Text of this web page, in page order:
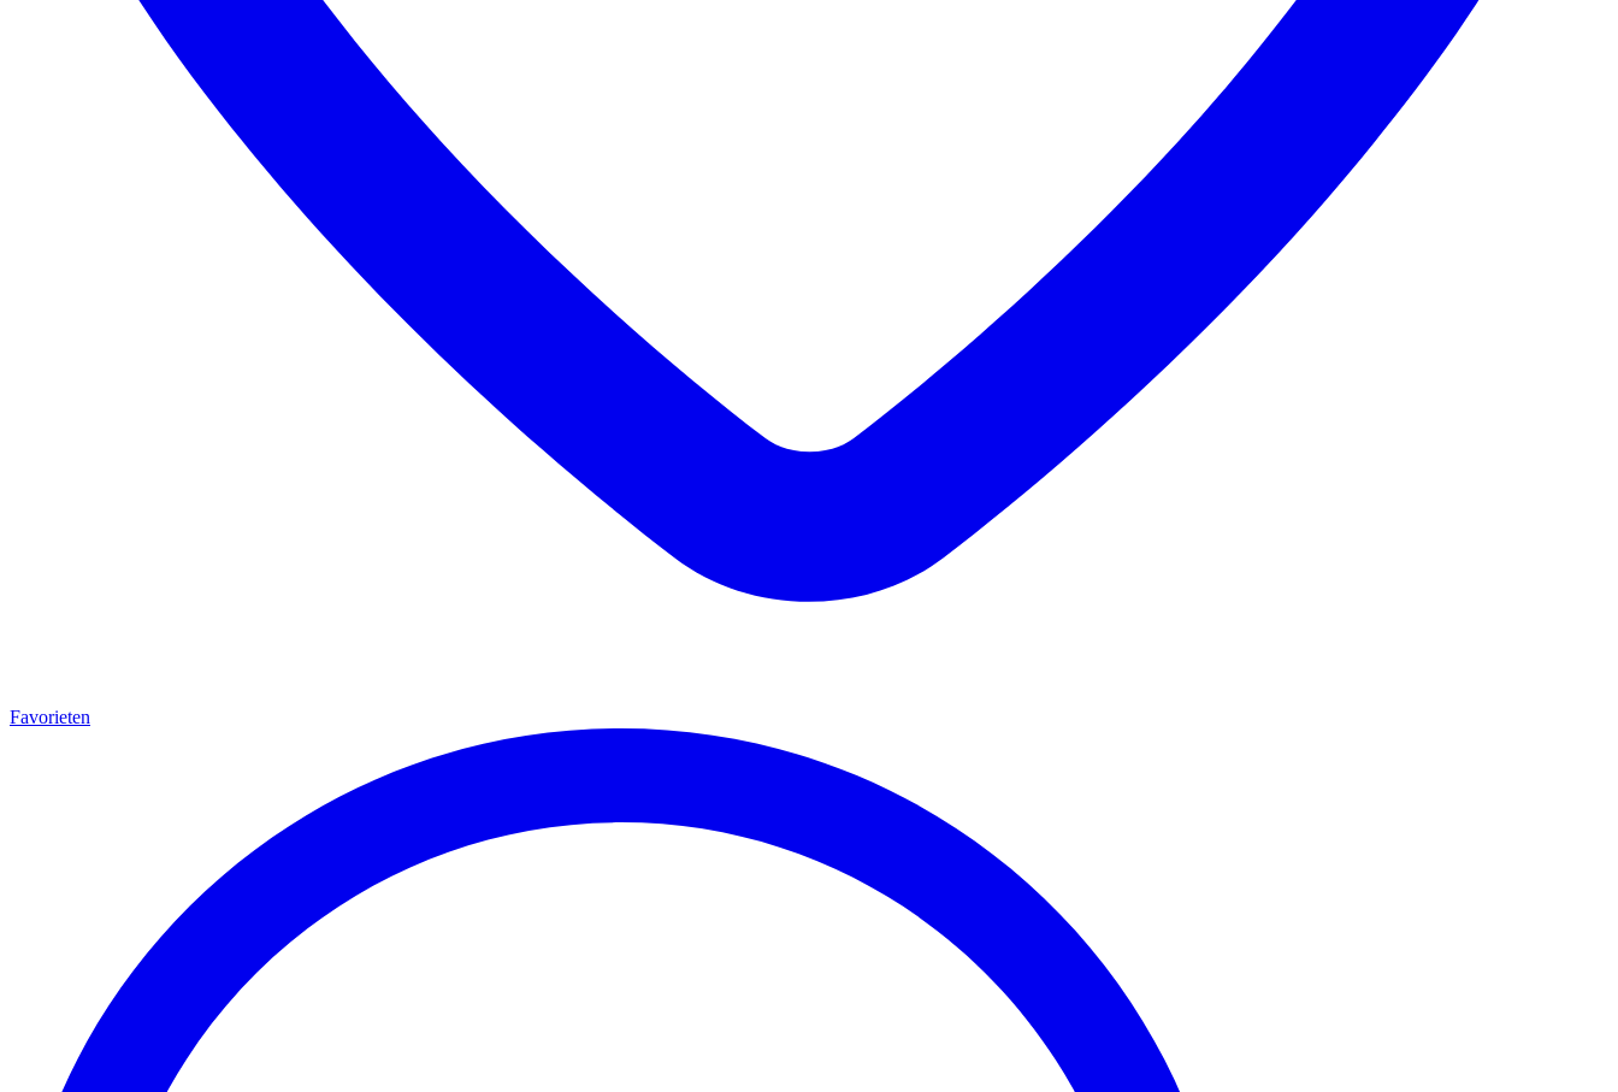
Favorieten